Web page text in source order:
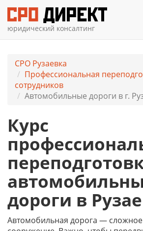
юридический консалтинг
СРО Рузаевка
Профессиональная
сотрудников
Автомобильные дороги в г.
Курс
дороги в
Автомобильная дорога —